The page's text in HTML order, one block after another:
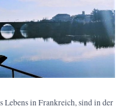
Lebens in Frankreich, sind in der